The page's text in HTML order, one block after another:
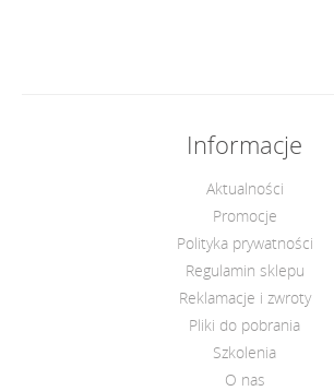
Informacje
Aktualności
Promocje
Polityka prywatności
Regulamin sklepu
Reklamacje i zwroty
Pliki do pobrania
Szkolenia
O nas